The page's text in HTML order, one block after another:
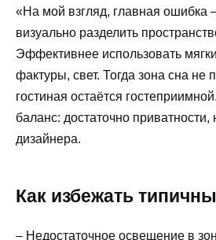
«На мой взгляд, главная ошибка
визуально разделить
Эффективнее использовать
фактуры, свет. Тогда зона сна не
гостиная остаётся
баланс: достаточно
дизайнера.
Как избежать
– Недостаточное освещение в